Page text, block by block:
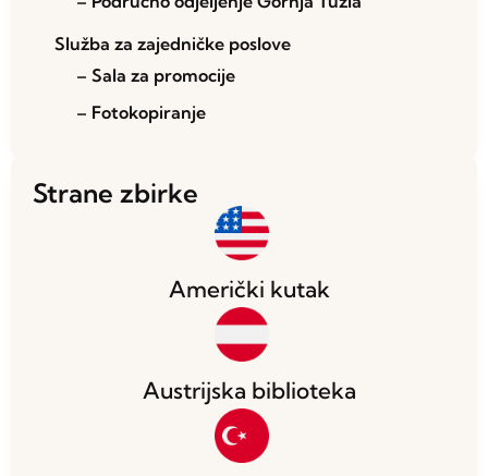
Služba za zajedničke poslove
– Sala za promocije
– Fotokopiranje
Strane zbirke
Američki kutak
Austrijska biblioteka